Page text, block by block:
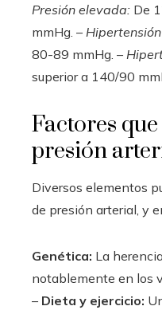
Presión elevada: De
mmHg. –
80-89 mmHg. –
superior a 140/90
Factores
presión
Diversos elementos
de presión arterial, y
Genética: La
notablemente en los
– Dieta y ejercicio: